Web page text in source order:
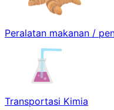
Peralatan makanan /
Transportasi Kimia